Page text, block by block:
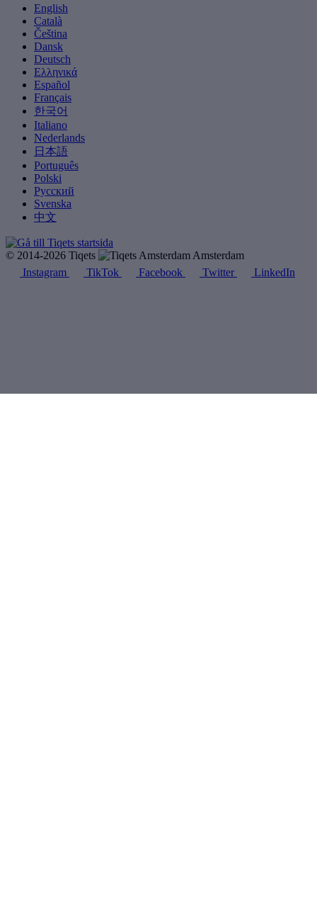
English
Català
Čeština
Dansk
Deutsch
Ελληνικά
Español
Français
한국어
Italiano
Nederlands
日本語
Português
Polski
Русский
Svenska
中文
© 2014-2026 Tiqets
Amsterdam
Instagram
TikTok Facebook Twitter LinkedIn